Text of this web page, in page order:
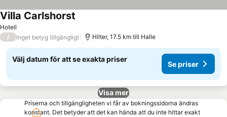
Hotell
Villa Carlshorst
/ Inget betyg tillgängligt Hilter, 17.5 km till Halle
Välj datum för att se exakta priser
Se priser
Visa mer
Priserna och tillgängligheten vi får av bokningssidorna ändras
konstant. Det betyder att det kan hända att du inte hittar exakt